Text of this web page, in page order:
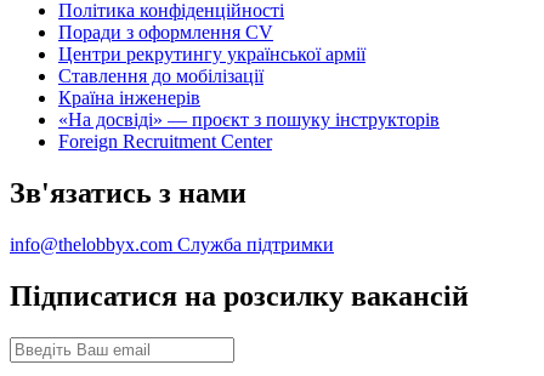
Політика конфіденційності
Поради з оформлення CV
Центри рекрутингу української армії
Ставлення до мобілізації
Країна інженерів
«На досвіді» — проєкт з пошуку інструкторів
Foreign Recruitment Center
Зв'язатись з нами
info@thelobbyx.com Служба підтримки
Підписатися на розсилку вакансій